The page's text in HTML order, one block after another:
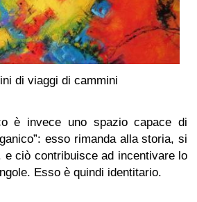
di viaggi di cammini
è invece uno spazio capace di
esso rimanda alla storia, si
e ciò contribuisce ad incentivare lo
Esso è quindi identitario.